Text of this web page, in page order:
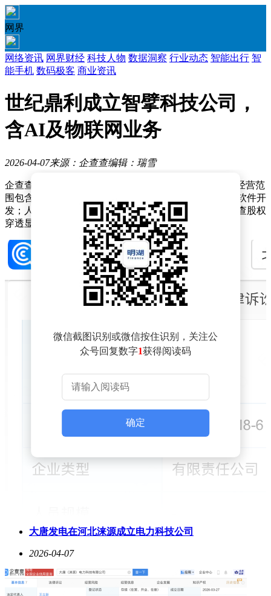
网界
网络资讯 网界财经 科技人物 数据洞察 行业动态 智能出行 智
能手机 数码极客 商业资讯
世纪鼎利成立智擘科技公司，
含AI及物联网业务
2026-04-07来源：企查查编辑：瑞雪
企查查APP显示，近日，北京智擘科技有限公司成立，经营范
围包含：人工智能基础软件开发；人工智能理论与算法软件开
发；人工智能应用软件开发；物联网技术服务等。企查查股权
穿透显示，该公司由世纪鼎利（300050）全资持股。
微信截图识别或微信按住识别，关注公
众号回复数字1获得阅读码
确定
大唐发电在河北涞源成立电力科技公司
2026-04-07